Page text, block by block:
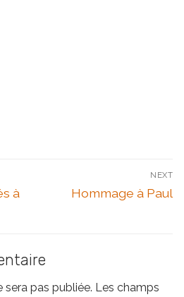
à
NEXT
Next
Hommage à Paul
sera pas publiée. Les champs